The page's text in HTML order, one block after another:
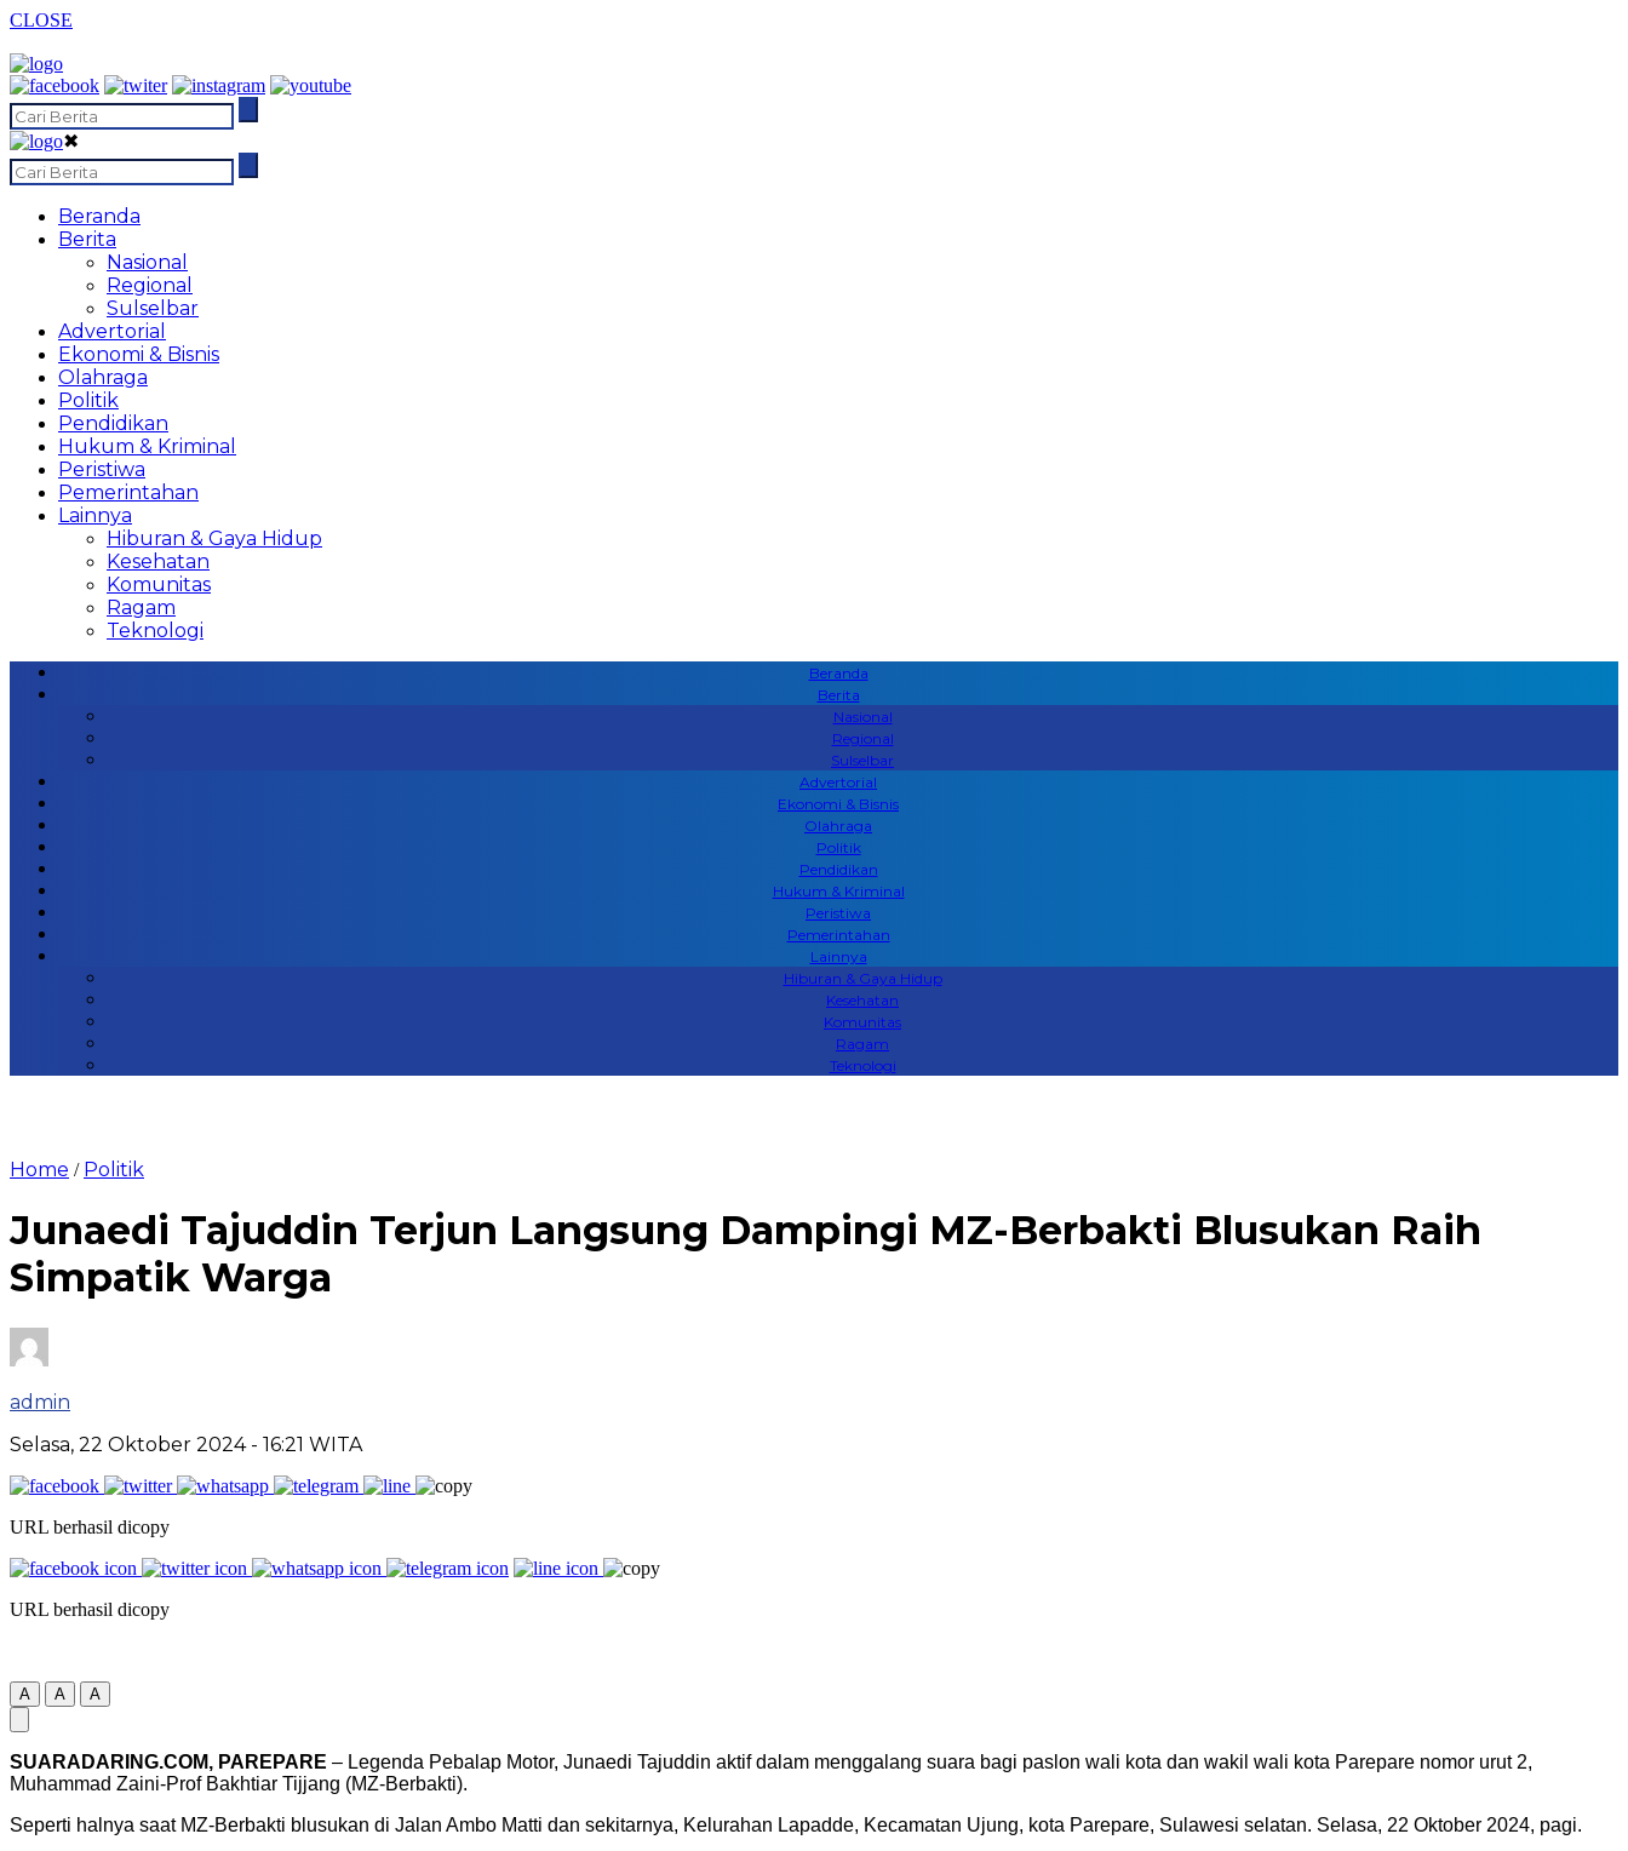
CLOSE
✖
Beranda
Berita
Nasional
Regional
Sulselbar
Advertorial
Ekonomi & Bisnis
Olahraga
Politik
Pendidikan
Hukum & Kriminal
Peristiwa
Pemerintahan
Lainnya
Hiburan & Gaya Hidup
Kesehatan
Komunitas
Ragam
Teknologi
Beranda
Berita
Nasional
Regional
Sulselbar
Advertorial
Ekonomi & Bisnis
Olahraga
Politik
Pendidikan
Hukum & Kriminal
Peristiwa
Pemerintahan
Lainnya
Hiburan & Gaya Hidup
Kesehatan
Komunitas
Ragam
Teknologi
Home / Politik
Junaedi Tajuddin Terjun Langsung Dampingi MZ-Berbakti Blusukan Raih
Simpatik Warga
admin
Selasa, 22 Oktober 2024 - 16:21 WITA
URL berhasil dicopy
URL berhasil dicopy
A A A
SUARADARING.COM, PAREPARE – Legenda Pebalap Motor, Junaedi Tajuddin aktif dalam menggalang suara bagi paslon wali kota dan wakil wali kota Parepare nomor urut 2,
Muhammad Zaini-Prof Bakhtiar Tijjang (MZ-Berbakti).
Seperti halnya saat MZ-Berbakti blusukan di Jalan Ambo Matti dan sekitarnya, Kelurahan Lapadde, Kecamatan Ujung, kota Parepare, Sulawesi selatan. Selasa, 22 Oktober 2024, pagi.